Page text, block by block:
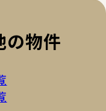
の物件